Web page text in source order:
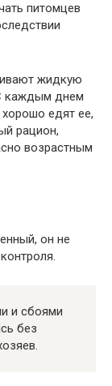
питомцев
жидкую
каждым днем
едят ее,
рацион,
возрастным
он не
и сбоями
без